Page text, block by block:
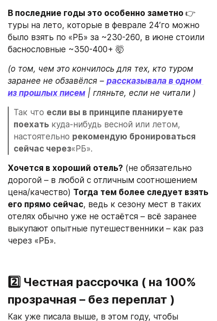
В последние годы это особенно заметно 👉
туры на лето, которые в феврале 24’го можно
было взять по «РБ» за ~230-260, в июне стоили
баснословные ~350-400+ 🤯
(о том, чем это кончилось для тех, кто туром
заранее не обзавёлся – рассказывала в одном
из прошлых писем | гляньте, если не читали )
Так что если вы в принципе планируете
поехать куда-нибудь весной или летом,
настоятельно рекомендую бронироваться
сейчас через«РБ».
Хочется в хороший отель? (не обязательно
дорогой – в любой с отличным соотношением
цена/качество) Тогда тем более следует взять
его прямо сейчас, ведь к сезону мест в таких
отелях обычно уже не остаётся – всё заранее
выкупают опытные путешественники – как раз
через «РБ».
2️⃣ Честная рассрочка ( на 100%
прозрачная – без переплат )
Как уже писала выше, в этом году, чтобы